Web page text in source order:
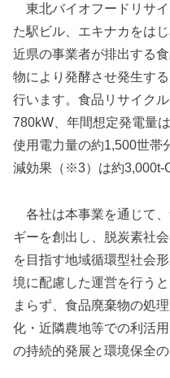
東北バイオフードリサ
た駅ビル、エキナカをは
近県の事業者が排出する
物により発酵させ発生す
行います。食品リサイク
780kW、年間想定発電量
使用電力量の約1,500世帯
減効果（※3）は約3,000t-
各社は本事業を通じて
ギーを創出し、脱炭素社
を目指す地域循環型社会
境に配慮した運営を行う
まらず、食品廃棄物の処
化・近隣農地等での利活
の持続的発展と環境保全